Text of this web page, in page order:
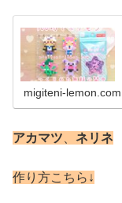
migiteni-lemon.com
アカマツ ネリネ
作り方こちら↓